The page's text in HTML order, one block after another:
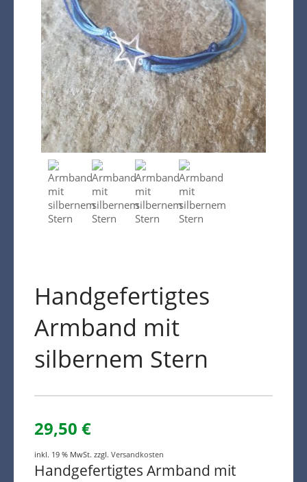
Warenkorb
Kreta Keramik und weitere
Spezialitäten
Findlinge
Gartenmöbel
Dekoration
Bodenbelag
Verblender
Pflanzen / Bäume
Handgefertigtes
Armband mit
silbernem Stern
29,50 €
inkl. 19 % MwSt. zzgl. Versandkosten
Handgefertigtes Armband mit